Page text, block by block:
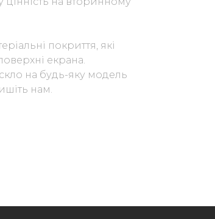
покриття, які
екрана.
на будь-яку модель
нам.